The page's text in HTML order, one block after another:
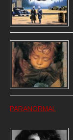
PARANORMAL